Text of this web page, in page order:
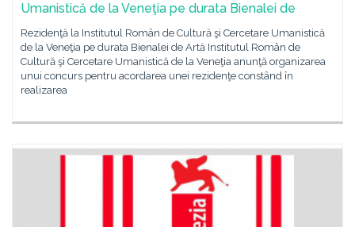
Umanistică de la Veneţia pe durata Bienalei de
Rezidenţă la Institutul Român de Cultură şi Cercetare Umanistică
de la Veneţia pe durata Bienalei de Artă Institutul Român de
Cultură şi Cercetare Umanistică de la Veneţia anunţă organizarea
unui concurs pentru acordarea unei rezidenţe constând în
realizarea